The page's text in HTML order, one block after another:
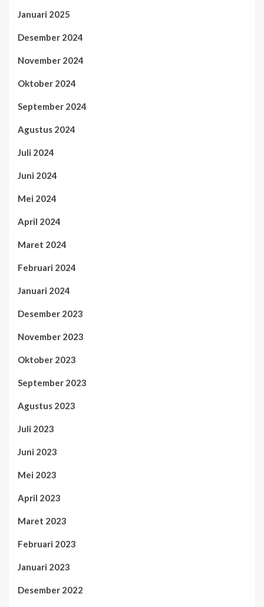
Januari 2025
Desember 2024
November 2024
Oktober 2024
September 2024
Agustus 2024
Juli 2024
Juni 2024
Mei 2024
April 2024
Maret 2024
Februari 2024
Januari 2024
Desember 2023
November 2023
Oktober 2023
September 2023
Agustus 2023
Juli 2023
Juni 2023
Mei 2023
April 2023
Maret 2023
Februari 2023
Januari 2023
Desember 2022